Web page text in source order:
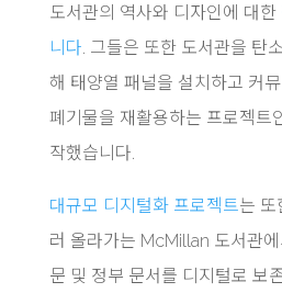
도서관의 역사와 디자인에 대한
니다 . 그들은 또한 도서관을 탄
해 태양열 패널을 설치하고 커
폐기물을 재활용하는 프로젝트
작했습니다.
대규모 디지털화 프로젝트는 또
러 올라가는 McMillan 도서관
문 및 정부 문서를 디지털로 보